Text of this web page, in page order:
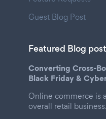
Guest Blog Post
Featured Blog post
Converting Cross-
Black Friday &
Online commerce is
overall retail business.